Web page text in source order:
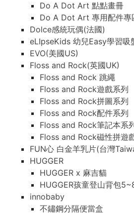
Do A Dot Art 點點畫冊
Do A Dot Art 專用配件專
Dolce感統玩偶(法國)
eLIpseKids 幼兒Easy學習吸
EVO(美國US)
Floss and Rock(英國UK)
Floss and Rock 跳繩
Floss and Rock遊戲系列
Floss and Rock拼圖系列
Floss and Rock配件系列
Floss and Rock筆記本系
Floss and Rock磁性拼遊
FUN心 白金羊乳片(台灣
HUGGER
HUGGER x 麻吉貓
HUGGER孩童登山背包
innobaby
不鏽鋼分隔便當盒